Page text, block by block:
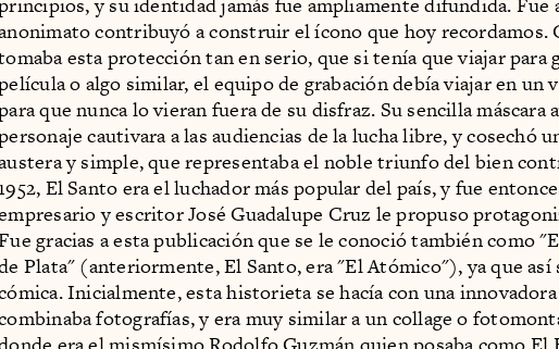
contribuyó a construir el ícono que hoy recordamos.
esta protección tan en serio, que si tenía que viajar para
o algo similar, el equipo de grabación debía viajar en un
que nunca lo vieran fuera de su disfraz. Su sencilla máscara
cautivara a las audiencias de la lucha libre, y cosechó
y simple, que representaba el noble triunfo del bien
1952, El Santo era el luchador más popular del país, y fue
y escritor José Guadalupe Cruz le propuso
gracias a esta publicación que se le conoció también como
Plata" (anteriormente, El Santo, era "El Atómico"), ya que así
Inicialmente, esta historieta se hacía con una
fotografías, y era muy similar a un collage o